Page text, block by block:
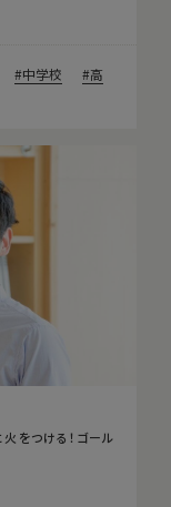
中学校
高
をつける！ゴール